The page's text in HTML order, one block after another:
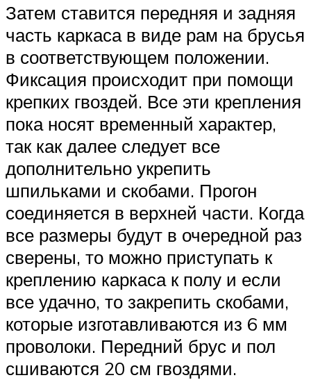
Затем ставится передняя и задняя
часть каркаса в виде рам на брусья
в соответствующем положении.
Фиксация происходит при помощи
крепких гвоздей. Все эти крепления
пока носят временный характер,
так как далее следует все
дополнительно укрепить
шпильками и скобами. Прогон
соединяется в верхней части. Когда
все размеры будут в очередной раз
сверены, то можно приступать к
креплению каркаса к полу и если
все удачно, то закрепить скобами,
которые изготавливаются из 6 мм
проволоки. Передний брус и пол
сшиваются 20 см гвоздями.